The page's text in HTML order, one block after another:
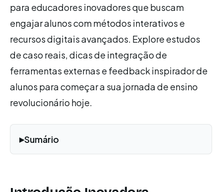
para educadores inovadores que buscam
engajar alunos com métodos interativos e
recursos digitais avançados. Explore estudos
de caso reais, dicas de integração de
ferramentas externas e feedback inspirador de
alunos para começar a sua jornada de ensino
revolucionário hoje.
Sumário